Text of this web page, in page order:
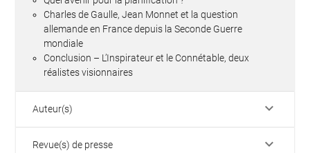
Charles de Gaulle, Jean Monnet et la question
allemande en France depuis la Seconde Guerre
mondiale
Conclusion – L’Inspirateur et le Connétable, deux
réalistes visionnaires
Auteur(s) keyboard_arrow_down
Revue(s) de presse keyboard_arrow_down